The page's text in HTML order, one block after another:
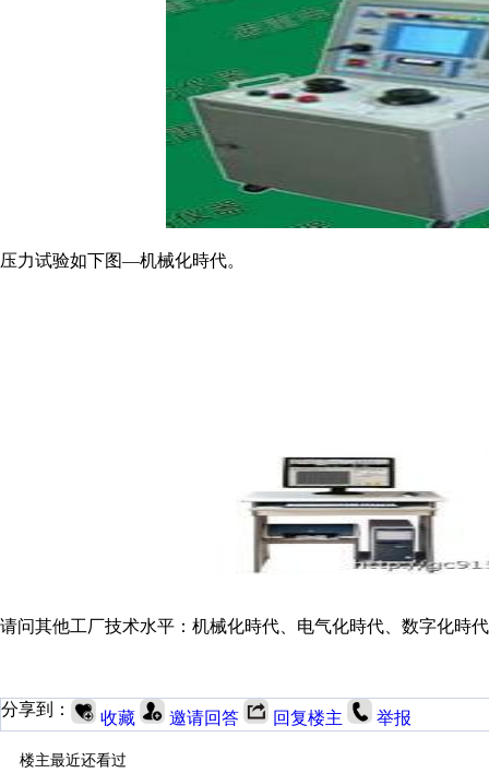
压力试验如下图—机械化時代。
请问其他工厂技术水平：机械化時代、电气化時代、数字化時
分享到： 收藏 邀请回答 回复楼主 举报
楼主最近还看过